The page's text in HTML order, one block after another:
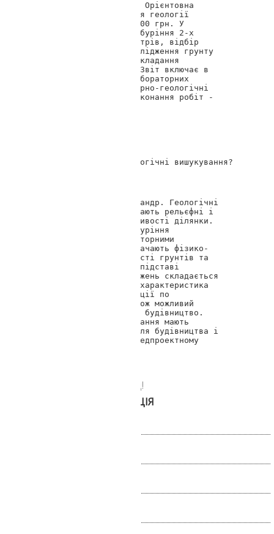
Доброго дня, Іван. Орієнтовна
вартість проведення геології
ділянки складає 6000 грн. У
вартість включено буріння 2-х
свердловин до 8 метрів, відбір
зразків порід, дослідження грунту
у лабораторії та складання
технічного звіту. Звіт включає в
себе результати лабораторних
вишукувань, інженерно-геологічні
розрізи. Термін виконання робіт -
Що саме визначають геологічні вишукування?
Доброго дня, Олександр. Геологічні
вишукування визначають рельєфні і
гідрологічні особливості ділянки.
Після проведення буріння
свердловин, лабораторними
дослідженнями визначають фізико-
механічні властивості грунтів та
грунтових вод. На підставі
результатів досліджень складається
геологічний звіт- характеристика
ділянки, рекомендації по
будівництву, а також можливий
негативний влив на будівництво.
Геологічні вишукування мають
ключове значення для будівництва і
виконуються на передпроектному
Передзвонюємо за 30 секунд!
БЕЗКОШТОВНА КОНСУЛЬТАЦІЯ